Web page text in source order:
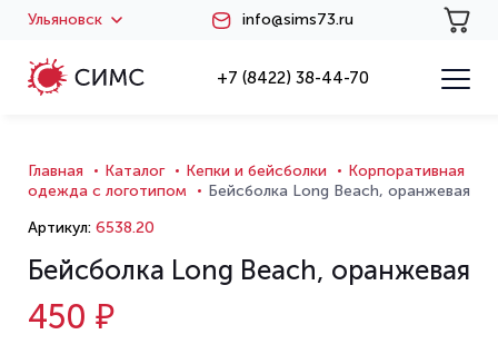
Ульяновск info@sims73.ru
+7 (8422) 38-44-70
Главная Каталог Кепки и бейсболки
Корпоративная
одежда с логотипом
Бейсболка Long Beach, оранжевая
Артикул: 6538.20
Бейсболка Long Beach, оранжевая
450 ₽